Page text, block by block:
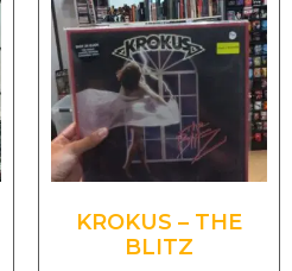
KROKUS – THE
BLITZ